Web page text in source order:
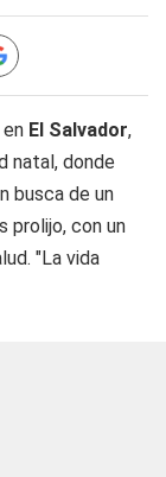
El Salvador,
natal, donde
busca de un
prolijo, con un
"La vida